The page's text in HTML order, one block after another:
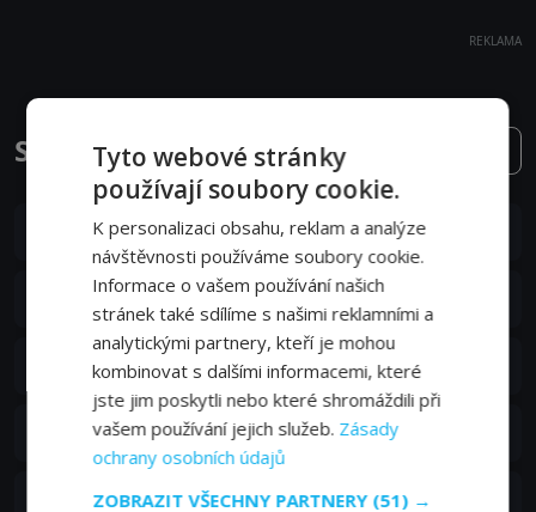
REKLAMA
Slavná alba epizody
14. epizoda:14. epizoda
13. epizoda: 13. epizoda
01. 10. 2021
12. epizoda:12. epizoda
24. 09. 2021
11. epizoda:11. epizoda
10. epizoda:10. epizoda
Tyto webové stránky
používají soubory cookie.
K personalizaci obsahu, reklam a analýze
návštěvnosti používáme soubory cookie.
Informace o vašem používání našich
stránek také sdílíme s našimi reklamními a
analytickými partnery, kteří je mohou
kombinovat s dalšími informacemi, které
jste jim poskytli nebo které shromáždili při
vašem používání jejich služeb. Zásady
ochrany osobních údajů
ZOBRAZIT VŠECHNY PARTNERY (51) →